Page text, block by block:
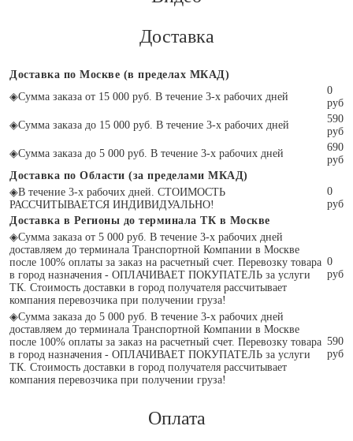
Доставка
Доставка по Москве (в пределах МКАД)
◈Сумма заказа от 15 000 руб. В течение 3-х рабочих дней
0
руб
◈Сумма заказа до 15 000 руб. В течение 3-х рабочих дней
590
руб
◈Сумма заказа до 5 000 руб. В течение 3-х рабочих дней
690
руб
Доставка по Области (за пределами МКАД)
◈В течение 3-х рабочих дней. СТОИМОСТЬ
РАССЧИТЫВАЕТСЯ ИНДИВИДУАЛЬНО!
0
руб
Доставка в Регионы до терминала ТК в Москве
◈Сумма заказа от 5 000 руб. В течение 3-х рабочих дней
доставляем до терминала Транспортной Компании в Москве
после 100% оплаты за заказ на расчетный счет. Перевозку товара
в город назначения - ОПЛАЧИВАЕТ ПОКУПАТЕЛЬ за услуги
ТК. Стоимость доставки в город получателя рассчитывает
компания перевозчика при получении груза!
0
руб
◈Сумма заказа до 5 000 руб. В течение 3-х рабочих дней
доставляем до терминала Транспортной Компании в Москве
после 100% оплаты за заказ на расчетный счет. Перевозку товара
в город назначения - ОПЛАЧИВАЕТ ПОКУПАТЕЛЬ за услуги
ТК. Стоимость доставки в город получателя рассчитывает
компания перевозчика при получении груза!
590
руб
Оплата